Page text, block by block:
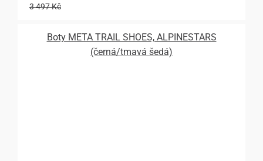
3 497 Kč
Boty META TRAIL SHOES, ALPINESTARS
(černá/tmavá šedá)